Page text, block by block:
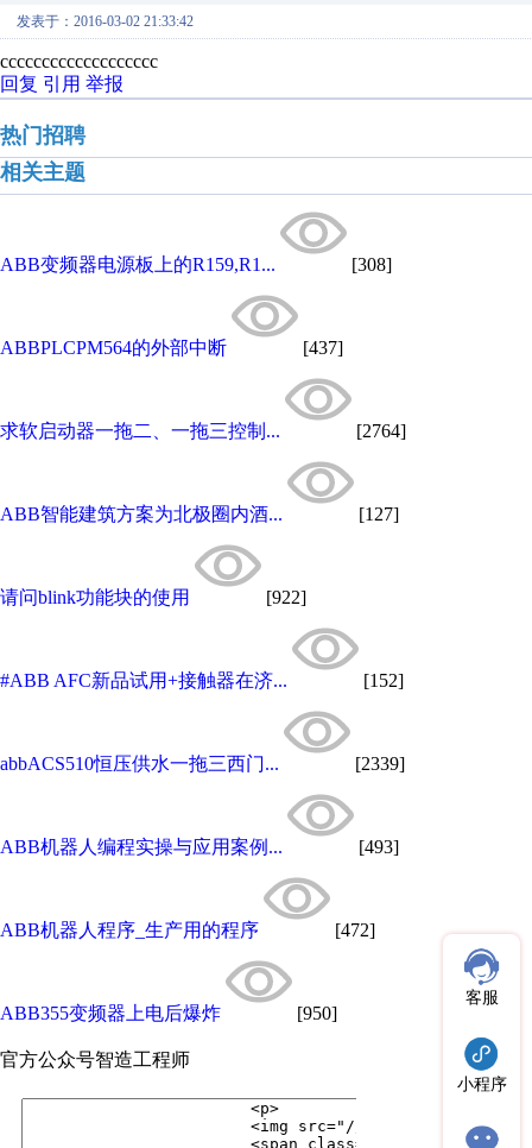
发表于：2016-03-02 21:33:42
ccccccccccccccccccc
回复 引用 举报
热门招聘
相关主题
ABB变频器电源板上的R159,R1... [308]
ABBPLCPM564的外部中断 [437]
求软启动器一拖二、一拖三控制... [2764]
ABB智能建筑方案为北极圈内酒... [127]
请问blink功能块的使用 [922]
#ABB AFC新品试用+接触器在济... [152]
abbACS510恒压供水一拖三西门... [2339]
ABB机器人编程实操与应用案例... [493]
ABB机器人程序_生产用的程序 [472]
ABB355变频器上电后爆炸 [950]
官方公众号智造工程师
客服
小程序